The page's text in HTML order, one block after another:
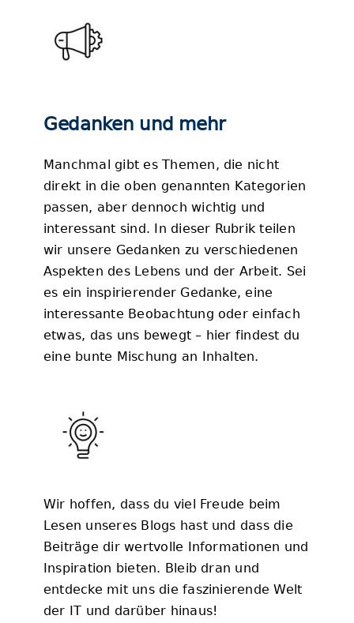
Gedanken und mehr
Manchmal gibt es Themen, die nicht
direkt in die oben genannten Kategorien
passen, aber dennoch wichtig und
interessant sind. In dieser Rubrik teilen
wir unsere Gedanken zu verschiedenen
Aspekten des Lebens und der Arbeit. Sei
es ein inspirierender Gedanke, eine
interessante Beobachtung oder einfach
etwas, das uns bewegt – hier findest du
eine bunte Mischung an Inhalten.
Wir hoffen, dass du viel Freude beim
Lesen unseres Blogs hast und dass die
Beiträge dir wertvolle Informationen und
Inspiration bieten. Bleib dran und
entdecke mit uns die faszinierende Welt
der IT und darüber hinaus!